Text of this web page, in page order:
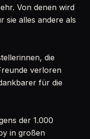
Von denen wird
sie alles andere als
die
verloren
für die
der 1.000
in großen